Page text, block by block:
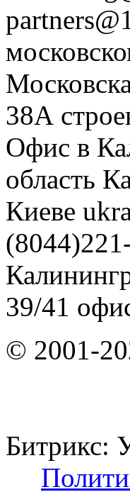
38А
Офис в
область
Киеве
39/41
© 2001-